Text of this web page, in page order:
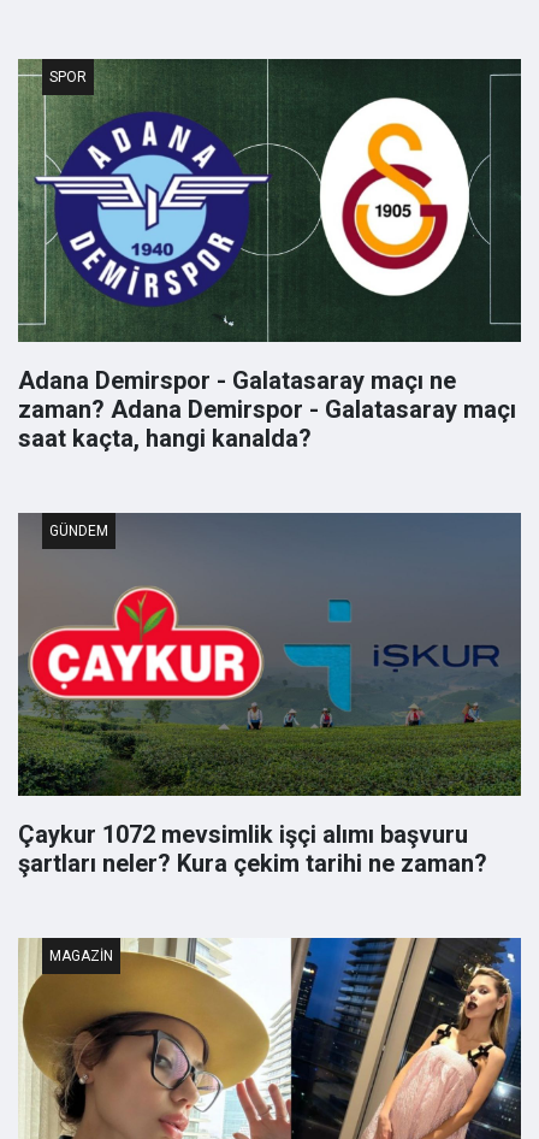
Adana Demirspor - Galatasaray maçı ne
zaman? Adana Demirspor - Galatasaray maçı
saat kaçta, hangi kanalda?
SPOR
Çaykur 1072 mevsimlik işçi alımı başvuru
şartları neler? Kura çekim tarihi ne zaman?
GÜNDEM
MAGAZIN